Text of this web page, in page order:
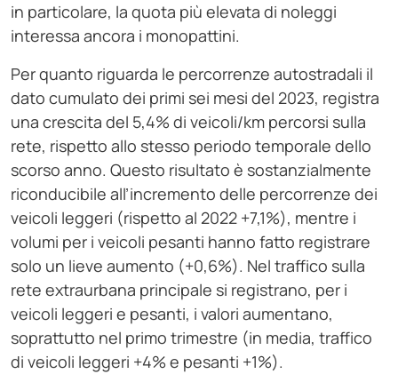
in particolare, la quota più elevata di noleggi
interessa ancora i monopattini.
Per quanto riguarda le percorrenze autostradali il
dato cumulato dei primi sei mesi del 2023, registra
una crescita del 5,4% di veicoli/km percorsi sulla
rete, rispetto allo stesso periodo temporale dello
scorso anno. Questo risultato è sostanzialmente
riconducibile all’incremento delle percorrenze dei
veicoli leggeri (rispetto al 2022 +7,1%), mentre i
volumi per i veicoli pesanti hanno fatto registrare
solo un lieve aumento (+0,6%). Nel traffico sulla
rete extraurbana principale si registrano, per i
veicoli leggeri e pesanti, i valori aumentano,
soprattutto nel primo trimestre (in media, traffico
di veicoli leggeri +4% e pesanti +1%).